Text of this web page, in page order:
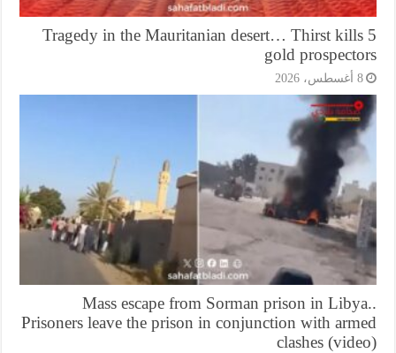
Tragedy in the Mauritanian desert… Thirst
gold
Mass escape from Sorman prison in
Prisoners leave the prison in conjunction with
clashes